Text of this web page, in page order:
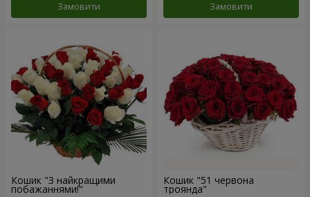
Замовити Замовити
Кошик "З найкращими
побажаннями!"
Кошик "51 червона
троянда"